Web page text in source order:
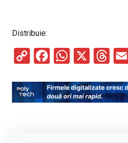
Distribuie:
C
py
Li
F
ce
b
W
at
s
X
T
e
a